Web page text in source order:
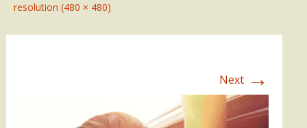
resolution (480 × 480)
Next →